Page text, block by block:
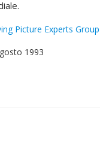
Picture Experts Group
1993